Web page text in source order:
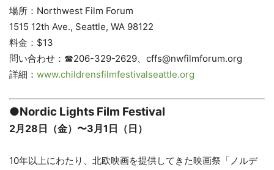
場所：Northwest Film Forum
1515 12th Ave., Seattle, WA 98122
料金：$13
問い合わせ：☎︎206-329-2629、cffs@nwfilmforum.org
詳細： www.childrensfilmfestivalseattle.org
●Nordic Lights Film Festival
2月28日（金）〜3月1日（日）
10年以上にわたり、北欧映画を提供してきた映画祭「ノルデ